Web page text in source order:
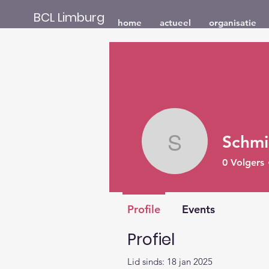
BCL Limburg home actueel organisatie
Profiel
Lid sinds: 18 jan 2025
0 Volgers
Profile Events